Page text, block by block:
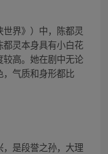
界》）中，陈都灵
灵本身具有小白花
高。她在剧中无论
气质和身形都比
是段誉之孙，大理